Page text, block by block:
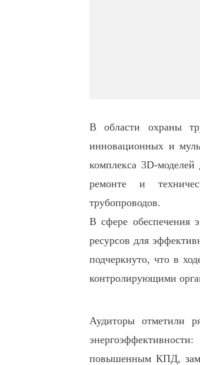
В области охраны
инновационных и
комплекса 3D-моделей
ремонте и
трубопроводов.
В сфере обеспечения
ресурсов для
подчеркнуто, что в
контролирующими
Аудиторы отметили
повышенным КПД,